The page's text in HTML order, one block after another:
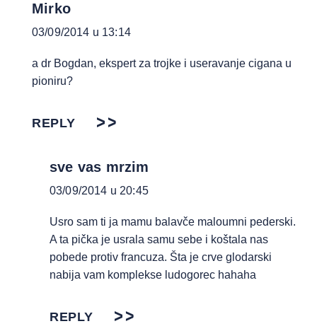
Mirko
03/09/2014 u 13:14
a dr Bogdan, ekspert za trojke i useravanje cigana u
pioniru?
REPLY
sve vas mrzim
03/09/2014 u 20:45
Usro sam ti ja mamu balavče maloumni pederski.
A ta pička je usrala samu sebe i koštala nas
pobede protiv francuza. Šta je crve glodarski
nabija vam komplekse ludogorec hahaha
REPLY